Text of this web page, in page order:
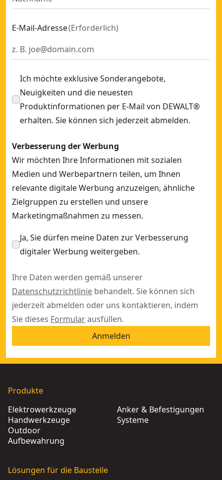
E-Mail-Adresse(Erforderlich)
Ich möchte exklusive Sonderangebote,
Neuigkeiten und die neuesten
Produktinformationen per E-Mail von DEWALT®
erhalten. Sie können sich jederzeit abmelden.
Verbesserung der Werbung
Wir möchten Ihre Informationen mit sozialen
Medien und Werbepartnern teilen, um Ihnen
relevante digitale Werbung anzuzeigen, ähnliche
Zielgruppen zu erstellen und unsere
Marketingmaßnahmen zu messen.
Ja, Sie dürfen meine Daten zur Verbesserung
digitaler Werbung weitergeben.
Ihre Daten werden gemäß unserer
Datenschutzrichtlinie behandelt. Sie können sich
jederzeit abmelden oder uns kontaktieren, indem
Sie dieses Formularausfüllen.
Anmelden
Produkte
Elektrowerkzeuge
Handwerkzeuge
Outdoor
Aufbewahrung
Anker & Befestigungen
Systeme
Lösungen für die Baustelle